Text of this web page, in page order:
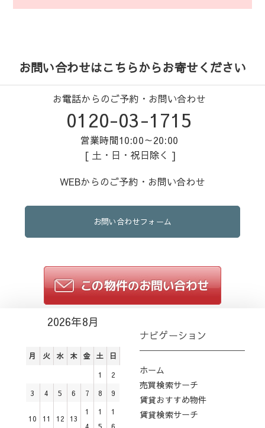
お問い合わせはこちらからお寄せください
お電話からのご予約・お問い合わせ
0120-03-1715
営業時間10:00～20:00
[ 土・日・祝日除く ]
WEBからのご予約・お問い合わせ
お問い合わせフォーム
2026年8月
月 火 水 木 金 土 日
1
2
3
4 5 6 7 8 9
10 11 12 13
1
4
1
5
1
6
ナビゲーション
ホーム
売買検索サーチ
賃貸おすすめ物件
賃貸検索サーチ